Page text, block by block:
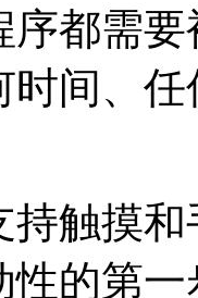
序都需
时间、
触摸和
性的第